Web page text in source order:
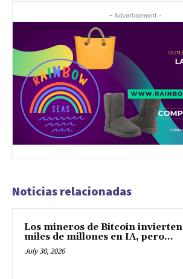
- Advertisement -
Noticias relacionadas
Los mineros de Bitcoin invierten
miles de millones en IA, pero...
July 30, 2026